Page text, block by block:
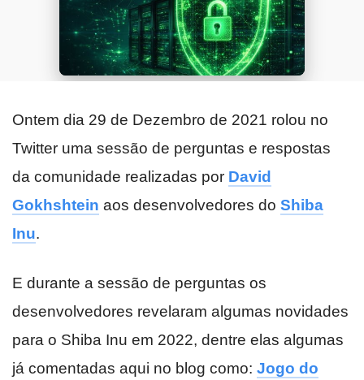
Ontem dia 29 de Dezembro de 2021 rolou no
Twitter uma sessão de perguntas e respostas
da comunidade realizadas por David
Gokhshtein aos desenvolvedores do Shiba
Inu.
E durante a sessão de perguntas os
desenvolvedores revelaram algumas novidades
para o Shiba Inu em 2022, dentre elas algumas
já comentadas aqui no blog como: Jogo do